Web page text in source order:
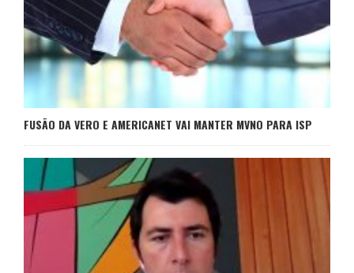
FUSÃO DA VERO E AMERICANET VAI MANTER MVNO PARA ISP